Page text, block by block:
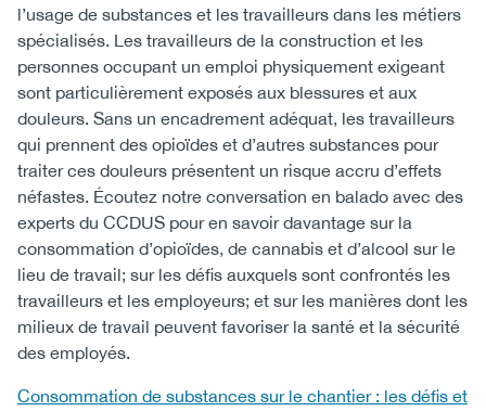
l’usage de substances et les travailleurs dans les métiers
spécialisés. Les travailleurs de la construction et les
personnes occupant un emploi physiquement exigeant
sont particulièrement exposés aux blessures et aux
douleurs. Sans un encadrement adéquat, les travailleurs
qui prennent des opioïdes et d’autres substances pour
traiter ces douleurs présentent un risque accru d’effets
néfastes. Écoutez notre conversation en balado avec des
experts du CCDUS pour en savoir davantage sur la
consommation d’opioïdes, de cannabis et d’alcool sur le
lieu de travail; sur les défis auxquels sont confrontés les
travailleurs et les employeurs; et sur les manières dont les
milieux de travail peuvent favoriser la santé et la sécurité
des employés.
Consommation de substances sur le chantier : les défis et